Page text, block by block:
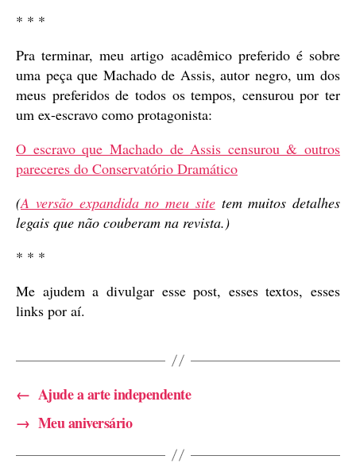
* * *
Pra terminar, meu artigo acadêmico preferido é sobre
uma peça que Machado de Assis, autor negro, um dos
meus preferidos de todos os tempos, censurou por ter
um ex-escravo como protagonista:
O escravo que Machado de Assis censurou & outros
pareceres do Conservatório Dramático
(A versão expandida no meu sitetem muitos detalhes
legais que não couberam na revista.)
* * *
Me ajudem a divulgar esse post, esses textos, esses
links por aí.
← Ajude a arte independente
→ Meu aniversário